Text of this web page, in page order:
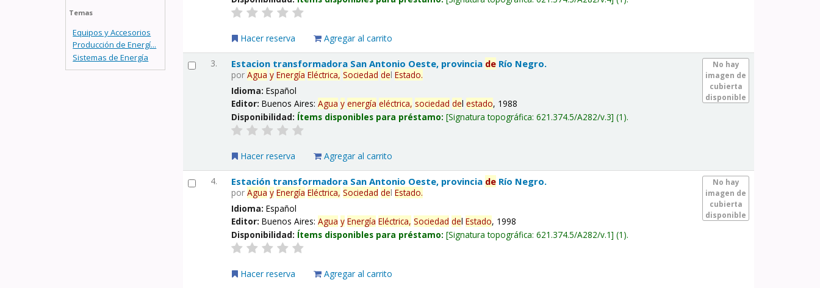
Temas
Equipos y Accesorios
Producción de Energí...
Sistemas de Energía
Hacer reserva Agregar al carrito
3.
No hay
imagen de
cubierta
disponible
Estacion transformadora San Antonio Oeste, provincia de Río Negro.
porAgua y Energía Eléctrica, Sociedad delEstado.
Idioma:Español
Editor:Buenos Aires:Agua y energía eléctrica, sociedad delestado, 1988
Disponibilidad: Ítems disponibles para préstamo: Signatura topográfica:621.374.5/A282/v.3 (1).
Hacer reserva Agregar al carrito
4.
No hay
imagen de
cubierta
disponible
Estación transformadora San Antonio Oeste, provincia de Río Negro.
porAgua y Energía Eléctrica, Sociedad delEstado.
Idioma:Español
Editor:Buenos Aires:Agua y Energía Eléctrica, Sociedad delEstado, 1998
Disponibilidad: Ítems disponibles para préstamo: Signatura topográfica:621.374.5/A282/v.1 (1).
Hacer reserva Agregar al carrito